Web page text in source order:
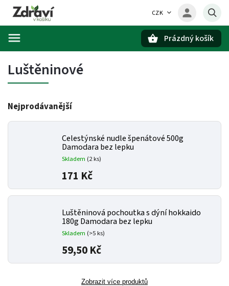
CZK
Prázdný košík
Luštěninové
Nejprodávanější
Celestýnské nudle špenátové 500g
Damodara bez lepku
Skladem (2 ks)
171 Kč
Luštěninová pochoutka s dýní hokkaido
180g Damodara bez lepku
Skladem (>5 ks)
59,50 Kč
Zobrazit více produktů